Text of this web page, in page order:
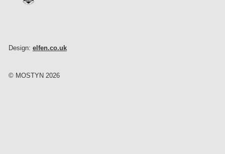
Design: elfen.co.uk
© MOSTYN 2026